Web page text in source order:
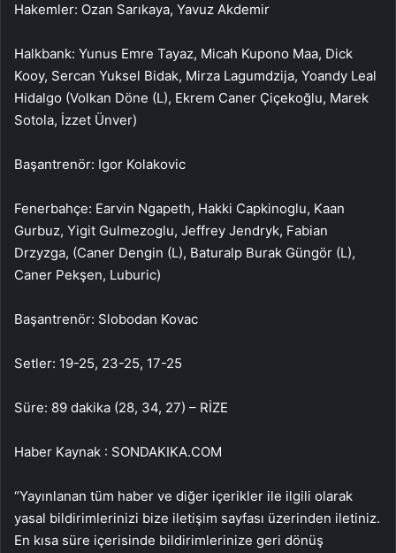
Hakemler: Ozan Sarıkaya, Yavuz Akdemir
Halkbank: Yunus Emre Tayaz, Micah Kupono Maa, Dick
Kooy, Sercan Yuksel Bidak, Mirza Lagumdzija, Yoandy Leal
Hidalgo (Volkan Döne (L), Ekrem Caner Çiçekoğlu, Marek
Sotola, İzzet Ünver)
Başantrenör: Igor Kolakovic
Fenerbahçe: Earvin Ngapeth, Hakki Capkinoglu, Kaan
Gurbuz, Yigit Gulmezoglu, Jeffrey Jendryk, Fabian
Drzyzga, (Caner Dengin (L), Baturalp Burak Güngör (L),
Caner Pekşen, Luburic)
Başantrenör: Slobodan Kovac
Setler: 19-25, 23-25, 17-25
Süre: 89 dakika (28, 34, 27) – RİZE
Haber Kaynak : SONDAKIKA.COM
“Yayınlanan tüm haber ve diğer içerikler ile ilgili olarak
yasal bildirimlerinizi bize iletişim sayfası üzerinden iletiniz.
En kısa süre içerisinde bildirimlerinize geri dönüş